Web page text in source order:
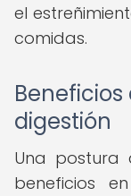
el
comidas.
digestión
Una postura
beneficios